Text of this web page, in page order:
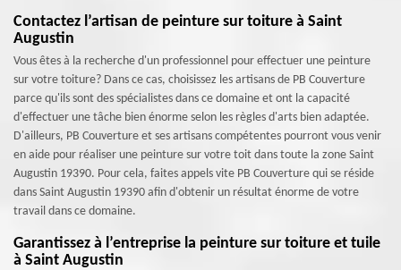
Contactez l’artisan de peinture sur toiture à Saint
Augustin
Vous êtes à la recherche d'un professionnel pour effectuer une peinture
sur votre toiture? Dans ce cas, choisissez les artisans de PB Couverture
parce qu'ils sont des spécialistes dans ce domaine et ont la capacité
d'effectuer une tâche bien énorme selon les règles d'arts bien adaptée.
D'ailleurs, PB Couverture et ses artisans compétentes pourront vous venir
en aide pour réaliser une peinture sur votre toit dans toute la zone Saint
Augustin 19390. Pour cela, faites appels vite PB Couverture qui se réside
dans Saint Augustin 19390 afin d'obtenir un résultat énorme de votre
travail dans ce domaine.
Garantissez à l’entreprise la peinture sur toiture et tuile
à Saint Augustin